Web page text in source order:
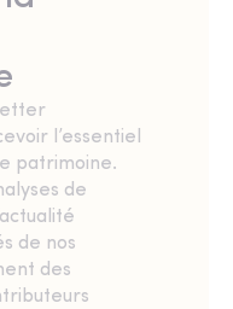
l’essentiel
patrimoine.
de
de nos
des